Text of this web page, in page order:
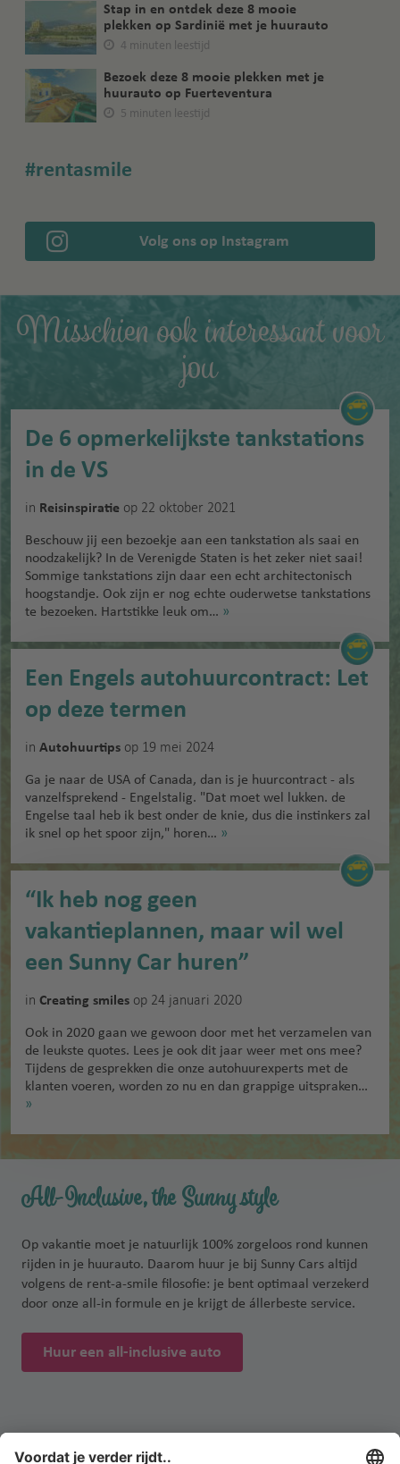
Stap in en ontdek deze 8 mooie
plekken op Sardinië met je huurauto
4 minuten leestijd
Bezoek deze 8 mooie plekken met je
huurauto op Fuerteventura
5 minuten leestijd
#rentasmile
Volg ons op Instagram
Misschien ook interessant voor
jou
De 6 opmerkelijkste tankstations
in de VS
in Reisinspiratie op 22 oktober 2021
Beschouw jij een bezoekje aan een tankstation als saai en
noodzakelijk? In de Verenigde Staten is het zeker niet saai!
Sommige tankstations zijn daar een echt architectonisch
hoogstandje. Ook zijn er nog echte ouderwetse tankstations
te bezoeken. Hartstikke leuk om… »
Een Engels autohuurcontract: Let
op deze termen
in Autohuurtips op 19 mei 2024
Ga je naar de USA of Canada, dan is je huurcontract - als
vanzelfsprekend - Engelstalig. "Dat moet wel lukken. de
Engelse taal heb ik best onder de knie, dus die instinkers zal
ik snel op het spoor zijn," horen… »
“Ik heb nog geen
vakantieplannen, maar wil wel
een Sunny Car huren”
in Creating smiles op 24 januari 2020
Ook in 2020 gaan we gewoon door met het verzamelen van
de leukste quotes. Lees je ook dit jaar weer met ons mee?
Tijdens de gesprekken die onze autohuurexperts met de
klanten voeren, worden zo nu en dan grappige uitspraken…
»
All-Inclusive, the Sunny style
Op vakantie moet je natuurlijk 100% zorgeloos rond kunnen
rijden in je huurauto. Daarom huur je bij Sunny Cars altijd
volgens de rent-a-smile filosofie: je bent optimaal verzekerd
door onze all-in formule en je krijgt de állerbeste service.
Huur een all-inclusive auto